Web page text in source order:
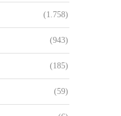
(1.758)
(943)
(185)
(59)